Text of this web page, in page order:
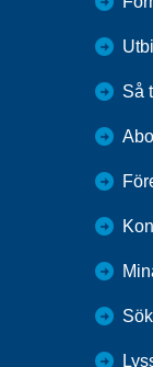
Så
Sök